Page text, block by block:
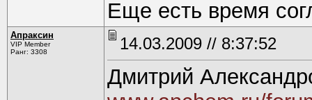
Еще есть время
Апраксин
VIP Member
Ранг: 3308
14.03.2009 // 8:37:52
Дмитрий